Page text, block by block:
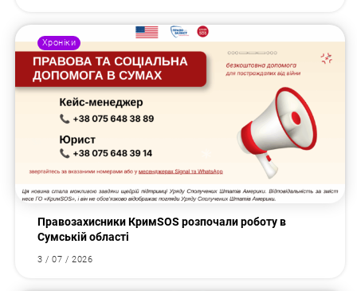
Хроніки
Правозахисники КримSOS розпочали роботу в
Сумській області
3 / 07 / 2026